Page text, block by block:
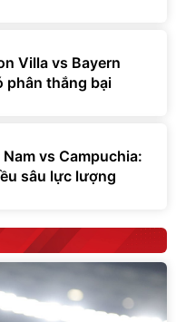
Villa vs Bayern
phân thắng bại
vs Campuchia:
sâu lực lượng